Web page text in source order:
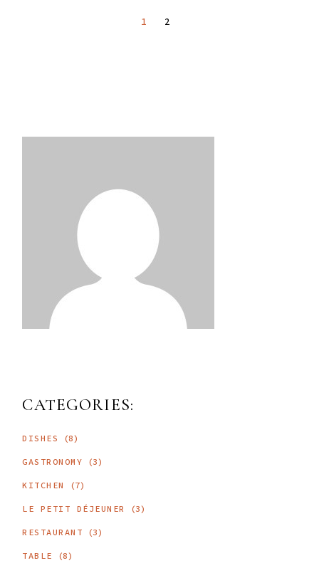
1 2
CATEGORIES:
DISHES (8)
GASTRONOMY (3)
KITCHEN (7)
LE PETIT DÉJEUNER (3)
RESTAURANT (3)
TABLE (8)